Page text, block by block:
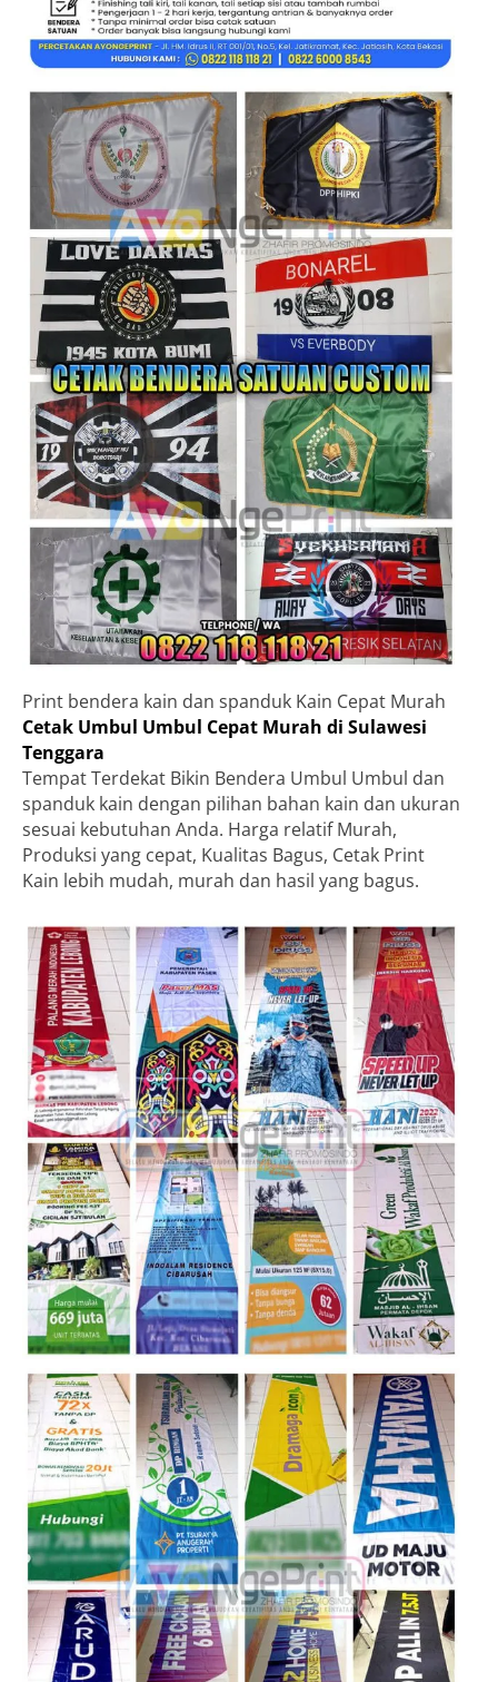
Print bendera kain dan spanduk Kain Cepat Murah
Cetak Umbul Umbul Cepat Murah di Sulawesi
Tenggara
Tempat Terdekat Bikin Bendera Umbul Umbul dan
spanduk kain dengan pilihan bahan kain dan ukuran
sesuai kebutuhan Anda. Harga relatif Murah,
Produksi yang cepat, Kualitas Bagus, Cetak Print
Kain lebih mudah, murah dan hasil yang bagus.